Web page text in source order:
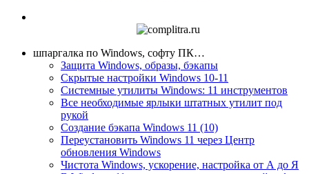
шпаргалка по Windows, софту ПК…
Защита Windows, образы, бэкапы
Скрытые настройки Windows 10-11
Системные утилиты Windows: 11 инструментов
Все необходимые ярлыки штатных утилит под
рукой
Создание бэкапа Windows 11 (10)
Переустановить Windows 11 через Центр
обновления Windows
Чистота Windows, ускорение, настройка от А до Я